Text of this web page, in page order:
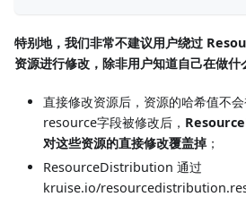
特别地，我们非常不建议用户绕过
资源进行修改，除非用户知道自己在做什
直接修改资源后，资源的哈希值不
resource字段被修改后，
对这些资源的直接修改覆盖掉；
ResourceDistribution 通过
kruise.io/